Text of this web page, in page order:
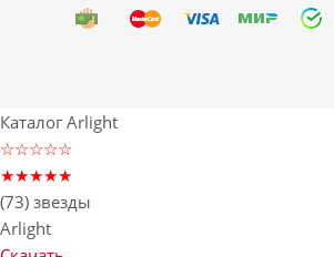
Каталог Arlight
☆☆☆☆☆
★★★★★
(73) звезды
Arlight